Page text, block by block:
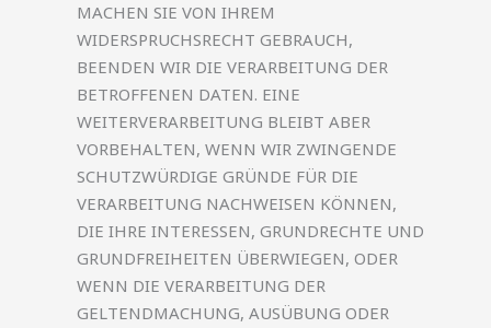
MACHEN SIE VON IHREM
WIDERSPRUCHSRECHT GEBRAUCH,
BEENDEN WIR DIE VERARBEITUNG DER
BETROFFENEN DATEN. EINE
WEITERVERARBEITUNG BLEIBT ABER
VORBEHALTEN, WENN WIR ZWINGENDE
SCHUTZWÜRDIGE GRÜNDE FÜR DIE
VERARBEITUNG NACHWEISEN KÖNNEN,
DIE IHRE INTERESSEN, GRUNDRECHTE UND
GRUNDFREIHEITEN ÜBERWIEGEN, ODER
WENN DIE VERARBEITUNG DER
GELTENDMACHUNG, AUSÜBUNG ODER